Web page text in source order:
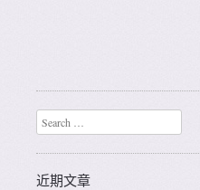
Search
近期文章